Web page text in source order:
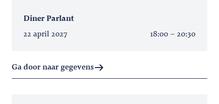
Diner Parlant
22 april 2027
18:00 - 20:30
Ga door naar gegevens